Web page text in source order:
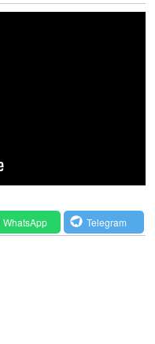
WhatsApp Telegram